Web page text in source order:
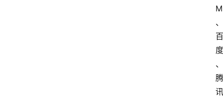
M
、
百
度
、
腾
讯